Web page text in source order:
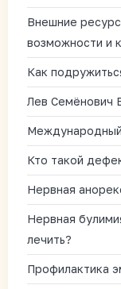
Внешние
возможности и
Как
Лев Семёнович
Кто такой
Нервная
Нервная
лечить?
Профилактика